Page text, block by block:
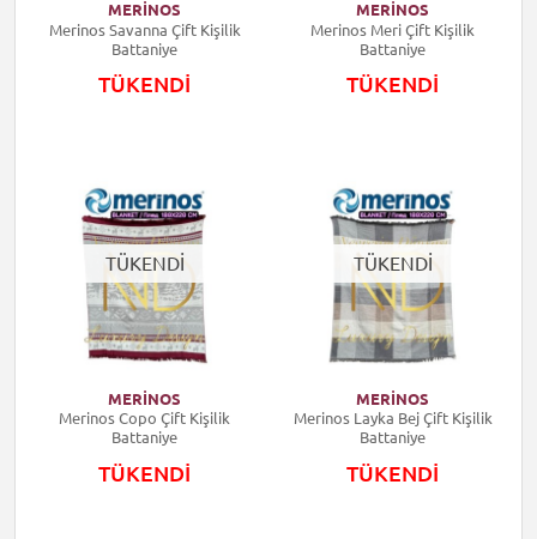
MERİNOS
Merinos Savanna Çift Kişilik
Battaniye
TÜKENDİ
MERİNOS
Merinos Meri Çift Kişilik
Battaniye
TÜKENDİ
TÜKENDİ
MERİNOS
Merinos Copo Çift Kişilik
Battaniye
TÜKENDİ
TÜKENDİ
MERİNOS
Merinos Layka Bej Çift Kişilik
Battaniye
TÜKENDİ